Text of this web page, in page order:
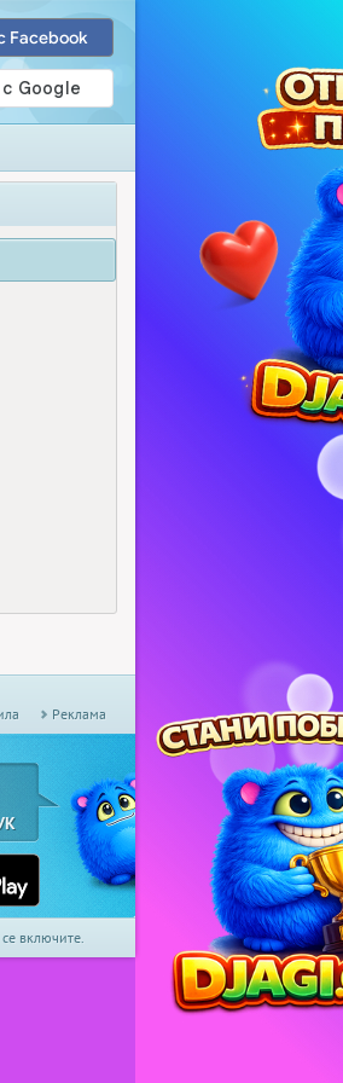
Facebook
Реклама
включите.